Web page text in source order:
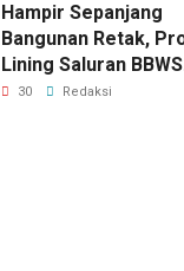
Hampir Sepanjang
Bangunan Retak,
Lining Saluran BBWS
Citanduy di Desa
30 Redaksi